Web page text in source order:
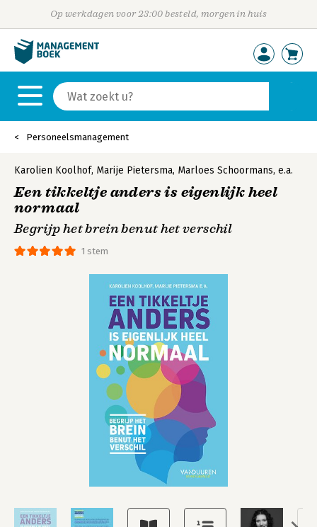
Op werkdagen voor 23:00 besteld, morgen in huis
Personeelsmanagement
1 stem
Karolien Koolhof, Marije Pietersma, Marloes Schoormans, e.a.
Een tikkeltje anders is eigenlijk heel
normaal
Begrijp het brein benut het verschil